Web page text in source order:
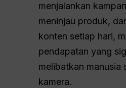
menjalankan
meninjau produk,
konten setiap hari,
pendapatan yang
melibatkan manusia
kamera.